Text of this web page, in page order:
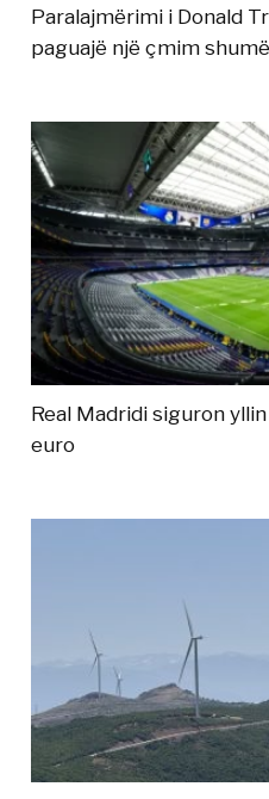
Paralajmërimi i Donald
paguajë një çmim
Real Madridi siguron
euro